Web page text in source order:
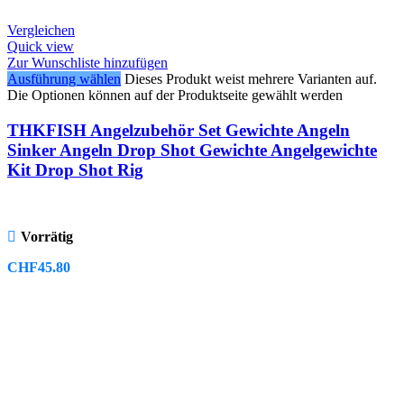
Vergleichen
Quick view
Zur Wunschliste hinzufügen
Ausführung wählen Dieses Produkt weist mehrere Varianten auf.
Die Optionen können auf der Produktseite gewählt werden
THKFISH Angelzubehör Set Gewichte Angeln
Sinker Angeln Drop Shot Gewichte Angelgewichte
Kit Drop Shot Rig
Vorrätig
CHF45.80